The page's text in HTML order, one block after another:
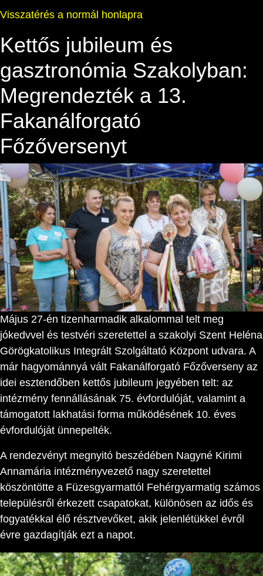
Visszatérés a normál honlapra
Kettős jubileum és
gasztronómia Szakolyban:
Megrendezték a 13.
Fakanálforgató
Főzőversenyt
Május 27-én tizenharmadik alkalommal telt meg
jókedvvel és testvéri szeretettel a szakolyi Szent Heléna
Görögkatolikus Integrált Szolgáltató Központ udvara. A
már hagyománnyá vált Fakanálforgató Főzőverseny az
idei esztendőben kettős jubileum jegyében telt: az
intézmény fennállásának 75. évfordulóját, valamint a
támogatott lakhatási forma működésének 10. éves
évfordulóját ünnepelték.
A rendezvényt megnyitó beszédében Nagyné Kirimi
Annamária intézményvezető nagy szeretettel
köszöntötte a Füzesgyarmattól Fehérgyarmatig számos
településről érkezett csapatokat, különösen az idős és
fogyatékkal élő résztvevőket, akik jelenlétükkel évről
évre gazdagítják ezt a napot.